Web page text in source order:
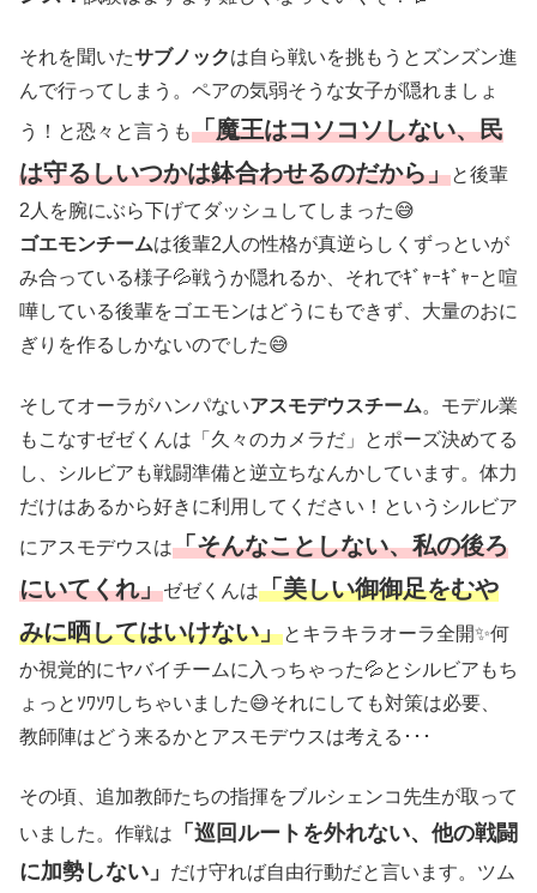
それを聞いたサブノックは自ら戦いを挑もうとズンズン進
んで行ってしまう。ペアの気弱そうな女子が隠れましょ
う！と恐々と言うも「魔王はコソコソしない、民
は守るしいつかは鉢合わせるのだから」と後輩
2人を腕にぶら下げてダッシュしてしまった😅
ゴエモンチームは後輩2人の性格が真逆らしくずっといが
み合っている様子💦戦うか隠れるか、それでｷﾞｬｰｷﾞｬｰと喧
嘩している後輩をゴエモンはどうにもできず、大量のおに
ぎりを作るしかないのでした😅
そしてオーラがハンパないアスモデウスチーム。モデル業
もこなすゼゼくんは「久々のカメラだ」とポーズ決めてる
し、シルビアも戦闘準備と逆立ちなんかしています。体力
だけはあるから好きに利用してください！というシルビア
にアスモデウスは「そんなことしない、私の後ろ
にいてくれ」ゼゼくんは「美しい御御足をむや
みに晒してはいけない」とキラキラオーラ全開✨何
か視覚的にヤバイチームに入っちゃった💦とシルビアもち
ょっとｿﾜｿﾜしちゃいました😅それにしても対策は必要、
教師陣はどう来るかとアスモデウスは考える･･･
その頃、追加教師たちの指揮をブルシェンコ先生が取って
いました。作戦は
「巡回ルートを外れない、他の戦闘
に加勢しない」
だけ守れば自由行動だと言います。ツム